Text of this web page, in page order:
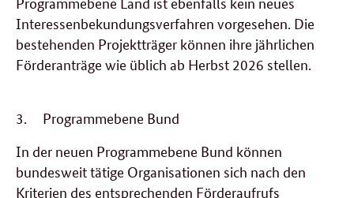
Interessenbekundungsverfahren vorgesehen. Die
bestehenden Projektträger können ihre jährlichen
Förderanträge wie üblich ab Herbst 2026 stellen.
3. Programmebene Bund
In der neuen Programmebene Bund können
bundesweit tätige Organisationen sich nach den
Kriterien des entsprechenden Förderaufrufs